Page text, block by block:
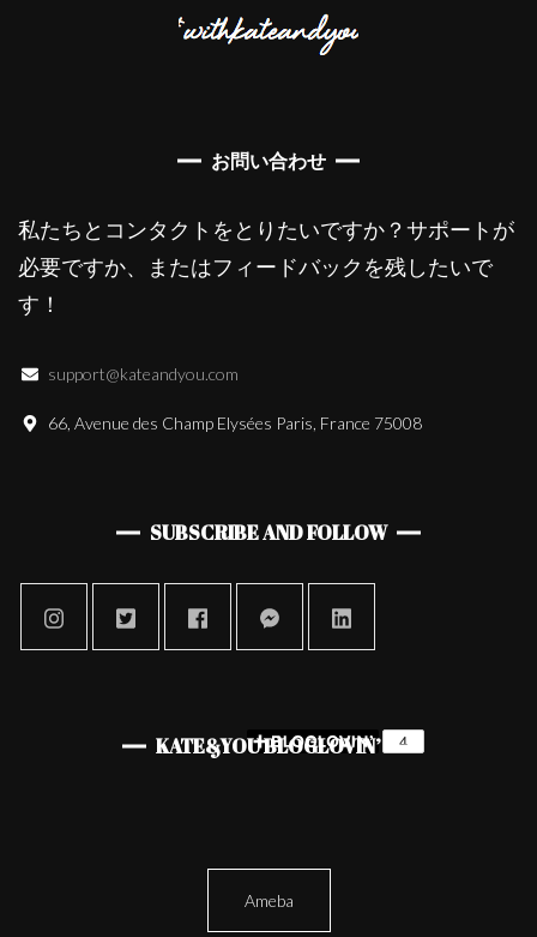
お問い合わせ
私たちとコンタクトをとりたいですか？サポートが
必要ですか、またはフィードバックを残したいで
す！
support@kateandyou.com
66, Avenue des Champ Elysées Paris, France 75008
SUBSCRIBE AND FOLLOW
KATE&YOU BLOGLOVIN’
Ameba